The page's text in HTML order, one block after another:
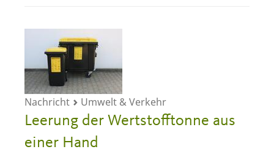
Nachricht Umwelt & Verkehr
Leerung der Wertstofftonne aus
einer Hand